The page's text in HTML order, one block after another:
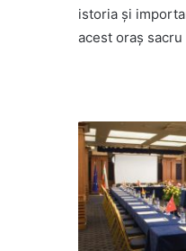
istoria și
acest oraș